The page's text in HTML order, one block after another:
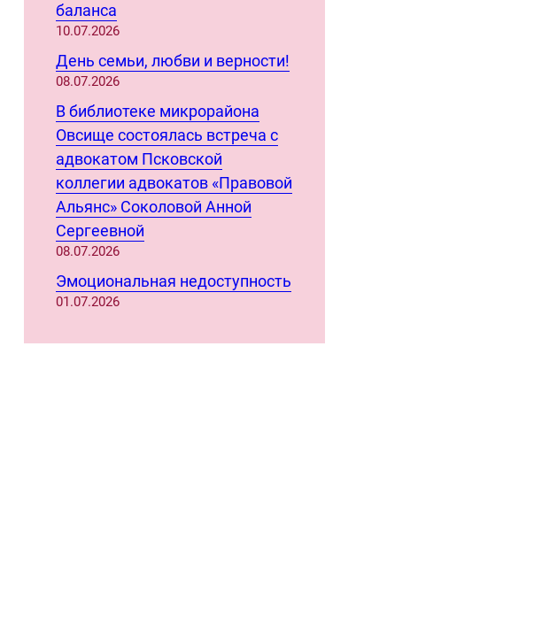
баланса
10.07.2026
День семьи, любви и верности!
08.07.2026
В библиотеке микрорайона
Овсище состоялась встреча с
адвокатом Псковской
коллегии адвокатов «Правовой
Альянс» Соколовой Анной
Сергеевной
08.07.2026
Эмоциональная недоступность
01.07.2026